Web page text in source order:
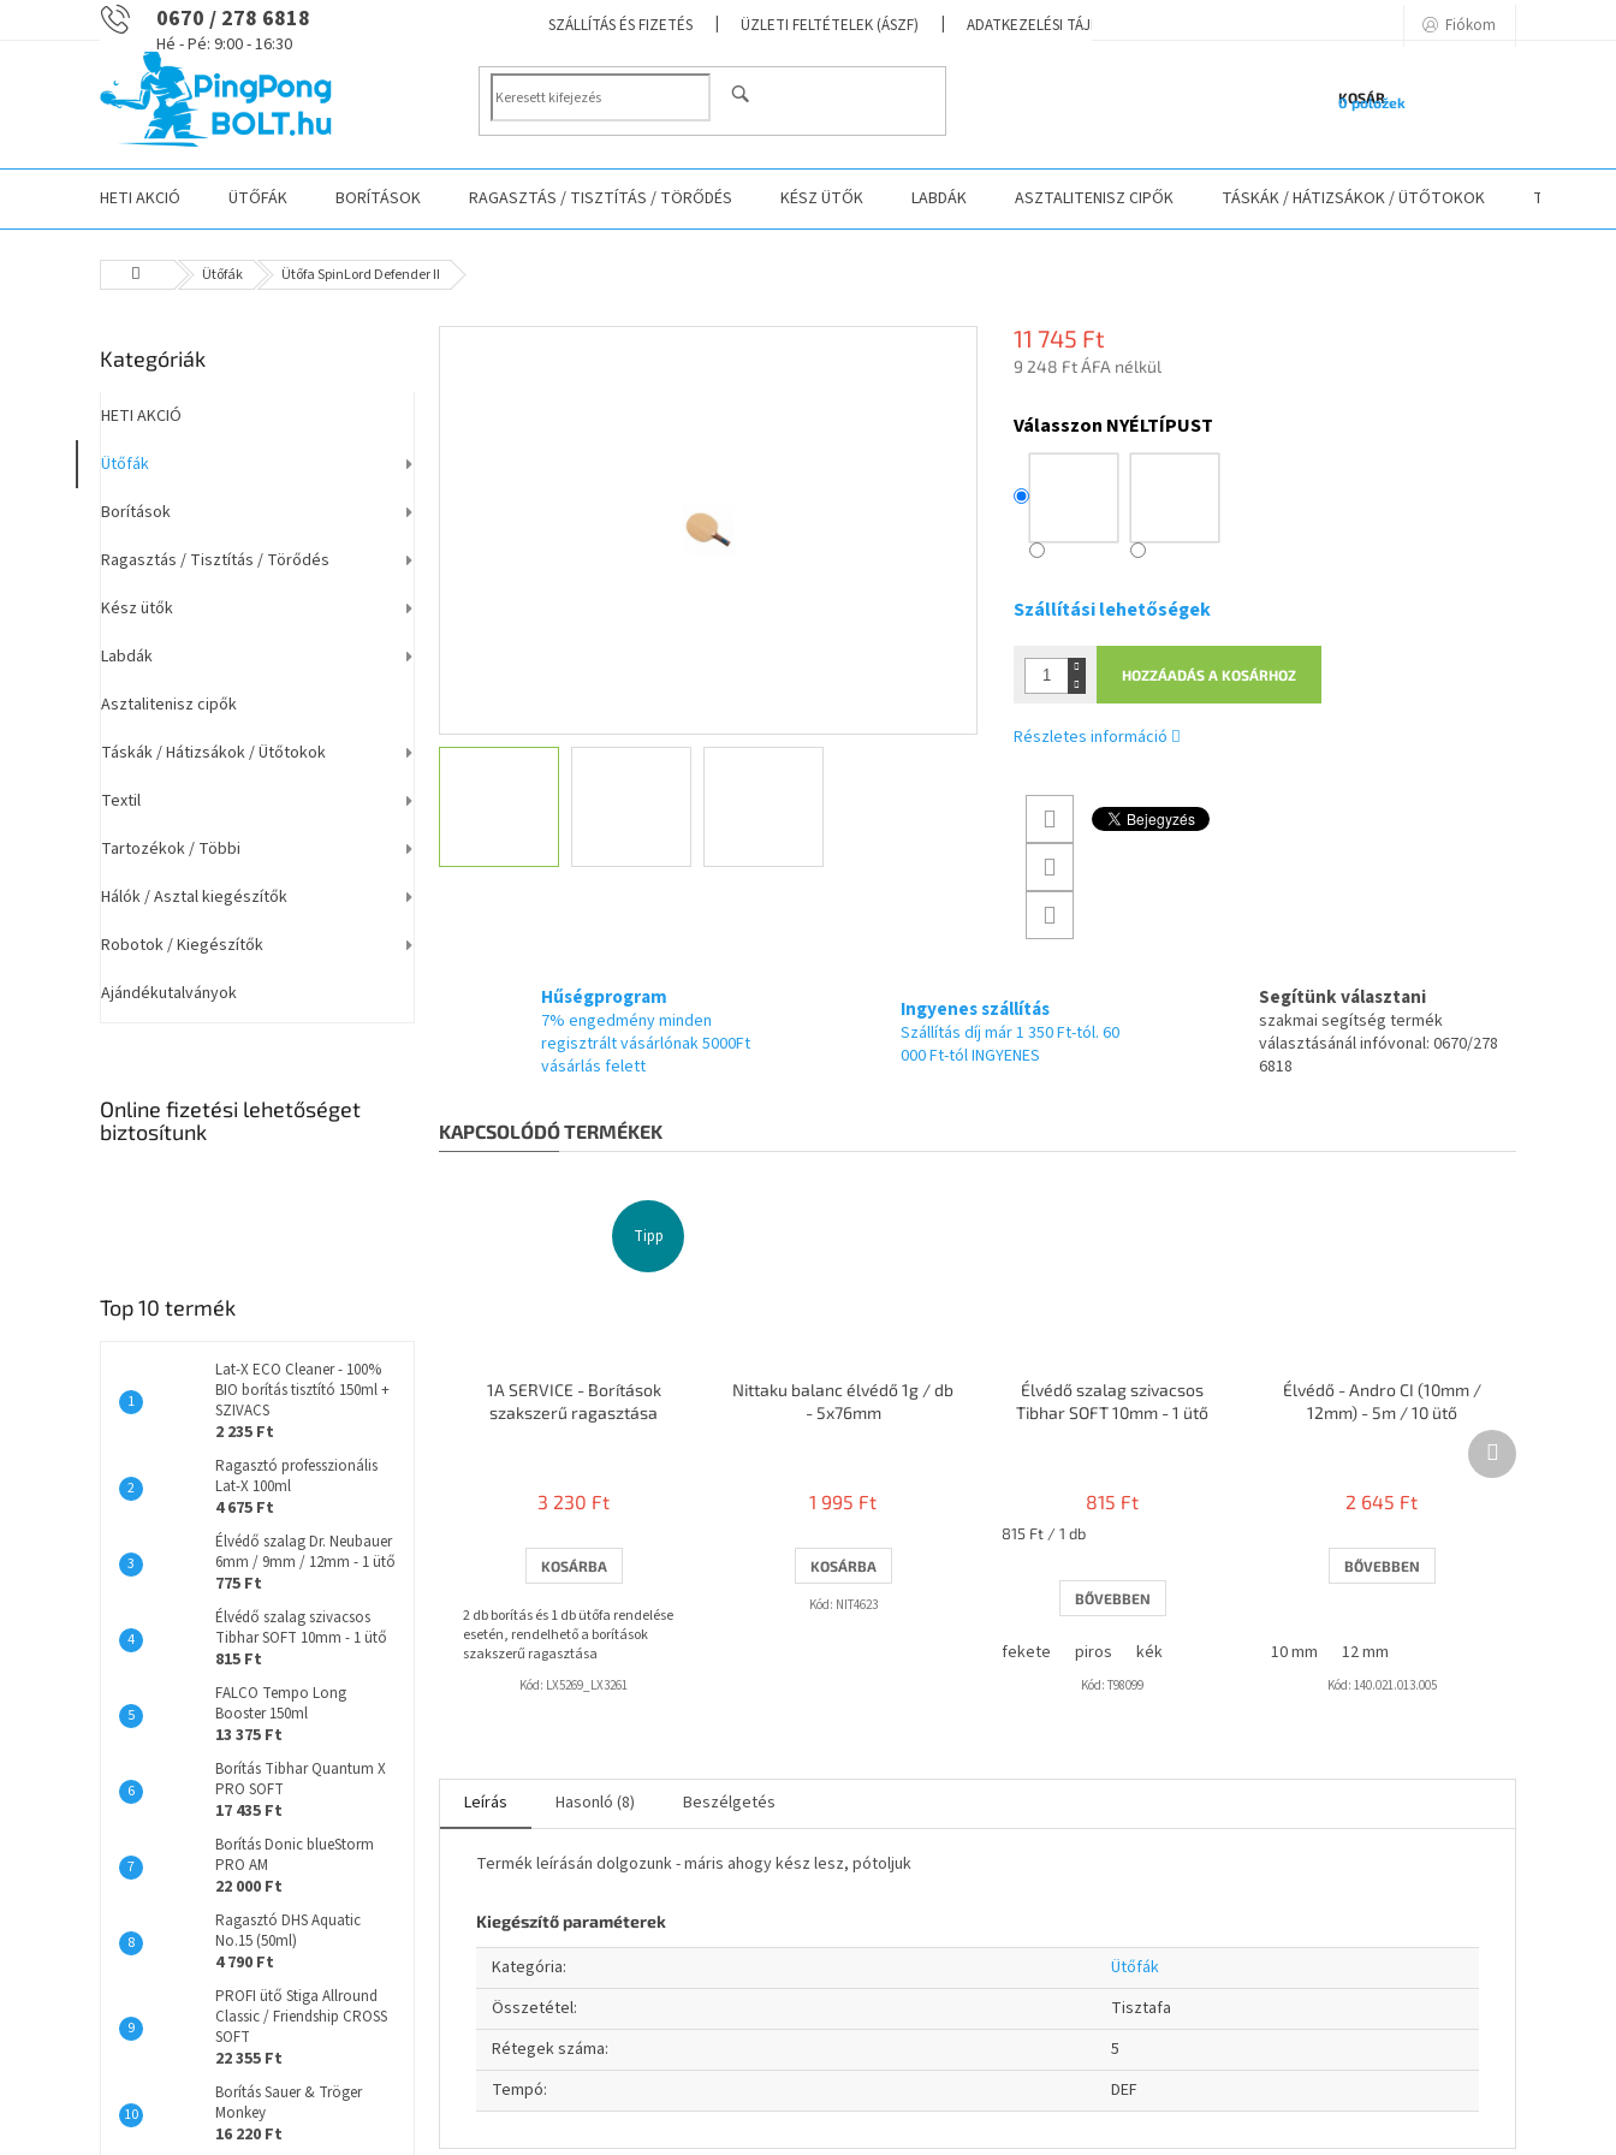
0670 / 278 6818 SZÁLLÍTÁS ÉS FIZETÉS ÜZLETI FELTÉTELEK (ÁSZF) ADATKEZELÉSI TÁJÉKOZTATÓ ELÉRHETŐSÉGEK
Fiókom
KOSÁR
0 položek
HETI AKCIÓ ÜTŐFÁK BORÍTÁSOK RAGASZTÁS / TISZTÍTÁS / TÖRŐDÉS KÉSZ ÜTŐK LABDÁK ASZTALITENISZ CIPŐK TÁSKÁK / HÁTIZSÁKOK / ÜTŐTOKOK TEXTIL
KezdőlapÜtőfák Ütőfa SpinLord Defender II
l
a
s
p
a
e
Kategóriák
Kategóriák
HETI AKCIÓ
Ütőfák
Borítások
Ragasztás / Tisztítás / Törődés
Kész ütők
Labdák
Asztalitenisz cipők
Táskák / Hátizsákok / Ütőtokok
Textil
Tartozékok / Többi
Hálók / Asztal kiegészítők
Robotok / Kiegészítők
Ajándékutalványok
Online fizetési lehetőséget
biztosítunk
Top 10 termék
Lat-X ECO Cleaner - 100%
BIO borítás tisztító 150ml +
SZIVACS
2 235 Ft
Ragasztó professzionális
Lat-X 100ml
4 675 Ft
Élvédő szalag Dr. Neubauer
6mm / 9mm / 12mm - 1 ütő
775 Ft
Élvédő szalag szivacsos
Tibhar SOFT 10mm - 1 ütő
815 Ft
FALCO Tempo Long
Booster 150ml
13 375 Ft
Borítás Tibhar Quantum X
PRO SOFT
17 435 Ft
Borítás Donic blueStorm
PRO AM
22 000 Ft
Ragasztó DHS Aquatic
No.15 (50ml)
4 790 Ft
PROFI ütő Stiga Allround
Classic / Friendship CROSS
SOFT
22 355 Ft
Borítás Sauer & Tröger
Monkey
16 220 Ft
11 745 Ft
9 248 Ft ÁFA nélkül
Válasszon NYÉLTÍPUST
Szállítási lehetőségek
HOZZÁADÁS A KOSÁRHOZ
Részletes információ
Hűségprogram
7% engedmény minden
regisztrált vásárlónak 5000Ft
vásárlás felett
Ingyenes szállítás
Szállítás díj már 1 350 Ft-tól. 60
000 Ft-tól INGYENES
Segítünk választani
szakmai segítség termék
választásánál infóvonal: 0670/278
6818
KAPCSOLÓDÓ TERMÉKEK
Tipp
1A SERVICE - Borítások
szakszerű ragasztása
átlagos
értékelése
ből
3,7
csillag.
3 230 Ft
KOSÁRBA
2 db borítás és 1 db ütőfa rendelése
esetén, rendelhető a borítások
szakszerű ragasztása
Kód: LX5269_LX3261
Nittaku balanc élvédő 1g / db
- 5x76mm
1 995 Ft
KOSÁRBA
Kód: NIT4623
Élvédő szalag szivacsos
Tibhar SOFT 10mm - 1 ütő
815 Ft
Egységár:
815 Ft / 1 db
BŐVEBBEN
fekete piros kék
Kód: T98099
Élvédő - Andro CI (10mm /
12mm) - 5m / 10 ütő
átlagos
értékelése
ből
2,7
2 645 Ft
BŐVEBBEN
10 mm 12 mm
Kód: 140.021.013.005
Következő
termék
Leírás Hasonló (8) Beszélgetés
Termék leírásán dolgozunk - máris ahogy kész lesz, pótoljuk
Kiegészítő paraméterek
Kategória:
Ütőfák
Összetétel:
Tisztafa
Rétegek száma:
5
Tempó: DEF